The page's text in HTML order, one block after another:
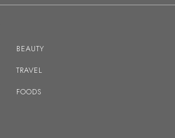
BEAUTY
TRAVEL
FOODS